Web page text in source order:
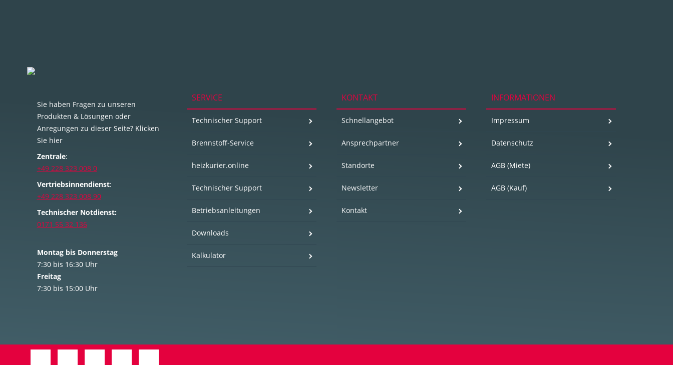
Sie haben Fragen zu unseren
Produkten & Lösungen oder
Anregungen zu dieser Seite? Klicken
Sie hier
Zentrale:
+49 228 323 008 0
Vertriebsinnendienst:
+49 228 323 008 90
Technischer Notdienst:
0171 55 32 136
Montag bis Donnerstag
7:30 bis 16:30 Uhr
Freitag
7:30 bis 15:00 Uhr
SERVICE
Technischer Support
Brennstoff-Service
heizkurier.online
Technischer Support
Betriebsanleitungen
Downloads
Kalkulator
KONTAKT
Schnellangebot
Ansprechpartner
Standorte
Newsletter
Kontakt
INFORMATIONEN
Impressum
Datenschutz
AGB (Miete)
AGB (Kauf)